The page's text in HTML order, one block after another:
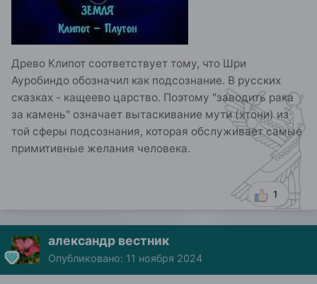
Древо Клипот соответствует тому, что Шри
Ауробиндо обозначил как подсознание. В русских
сказках - кащеево царство. Поэтому "заводить рака
за камень" означает вытаскивание мути (хтони) из
той сферы подсознания, которая обслуживает самые
примитивные желания человека.
1
александр вестник
Опубликовано: 11 ноября 2024